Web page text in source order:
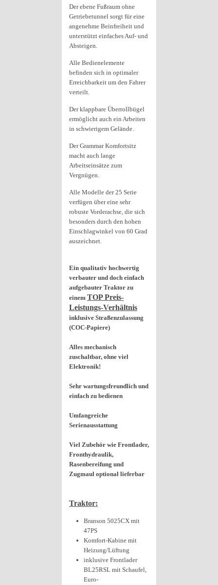
Der ebene Fußraum ohne
Getriebetunnel sorgt für eine
angenehme Beinfreiheit und
unterstützt einfaches Auf- und
Absteigen.
Alle Bedienelemente
befinden sich in optimaler
Erreichbarkeit um den Fahrer
verteilt.
Der klappbare Überrollbügel
ermöglicht auch ein Arbeiten
in schwierigem Gelände.
Der Grammar Komfortsitz
macht auch lange
Arbeitseinsätze zum
Vergnügen.
Alle Modelle der 25 Serie
verfügen über eine sehr
robuste Vorderachse, die sich
besonders durch den hohen
Einschlagwinkel von 60 Grad
auszeichnet.
Ein qualitativ hochwertig
verbauter und doch einfach
aufgebauter Traktor zu
einem TOP Preis-
Leistungs-Verhältnis
inklusive Straßenzulassung
(COC-Papiere)
Alles mechanisch
zuschaltbar, ohne viel
Elektronik!
Sehr wartungsfreundlich und
einfach zu bedienen
Umfangreiche
Serienausstattung
Viel Zubehör wie Frontlader,
Fronthydraulik,
Rasenbereifung und
Zugmaul optional lieferbar
Traktor:
Branson 5025CX mit
47PS
Komfort-Kabine mit
Heizung/Lüftung
inklusive Frontlader
BL25RSL mit Schaufel,
Euro-